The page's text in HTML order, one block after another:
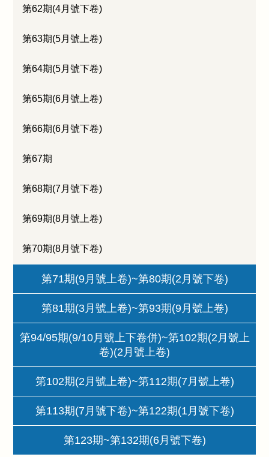
第62期(4月號下卷)
第63期(5月號上卷)
第64期(5月號下卷)
第65期(6月號上卷)
第66期(6月號下卷)
第67期
第68期(7月號下卷)
第69期(8月號上卷)
第70期(8月號下卷)
第71期(9月號上卷)~第80期(2月號下卷)
第81期(3月號上卷)~第93期(9月號上卷)
第94/95期(9/10月號上下卷併)~第102期(2月號上
卷)(2月號上卷)
第102期(2月號上卷)~第112期(7月號上卷)
第113期(7月號下卷)~第122期(1月號下卷)
第123期~第132期(6月號下卷)